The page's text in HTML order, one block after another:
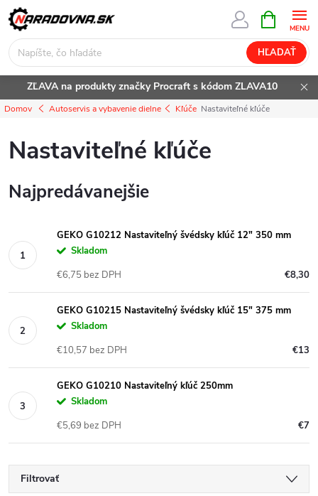
Prejsť
na
obsah
HĽADAŤ
KOŠÍK
ZĽAVA na produkty značky Procraft s kódom ZLAVA10
Domov Autoservis a vybavenie dielne Kľúče Nastaviteľné kľúče
Nastaviteľné kľúče
Najpredávanejšie
GEKO G10212 Nastaviteľný švédsky kľúč 12" 350 mm
Skladom
€8,30
€6,75 bez DPH
GEKO G10215 Nastaviteľný švédsky kľúč 15" 375 mm
Skladom
€13
€10,57 bez DPH
GEKO G10210 Nastaviteľný kľúč 250mm
Skladom
€7
€5,69 bez DPH
Filtrovať